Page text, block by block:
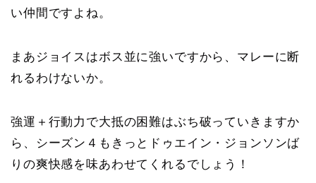
い仲間ですよね。
まあジョイスはボス並に強いですから、マレーに断
れるわけないか。
強運＋行動力で大抵の困難はぶち破っていきますか
ら、シーズン４もきっとドゥエイン・ジョンソンば
りの爽快感を味あわせてくれるでしょう！